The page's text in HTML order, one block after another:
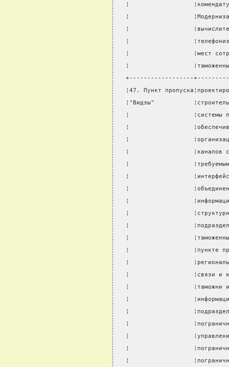
¦
¦
¦
¦
¦                  ¦мест
¦
+------------------
¦47. Пункт
¦"Видзы"
¦                  ¦системы
¦
¦
¦
¦
¦
¦
¦
¦
¦
¦
¦                  ¦пункте
¦
¦                  ¦связи и
¦
¦
¦
¦
¦
¦
¦